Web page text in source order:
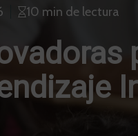
10 min de lectura